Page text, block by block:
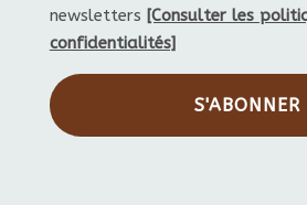
newsletters [Consulter les
confidentialités]
S'ABONNER